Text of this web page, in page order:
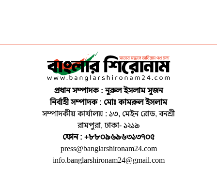
প্রধান সম্পাদক : নুরুল ইসলাম সুজন
নির্বাহী সম্পাদক : মোঃ কামরুল ইসলাম
সম্পাদকীয় কার্যালয় : ১৩, মেইন রোড, বনশ্রী
রামপুরা, ঢাকা- ১২১৯
ফোন : +৮৮০৯৬৯৬৩১৩৭০৫
press@banglarshironam24.com
info.banglarshironam24@gmail.com